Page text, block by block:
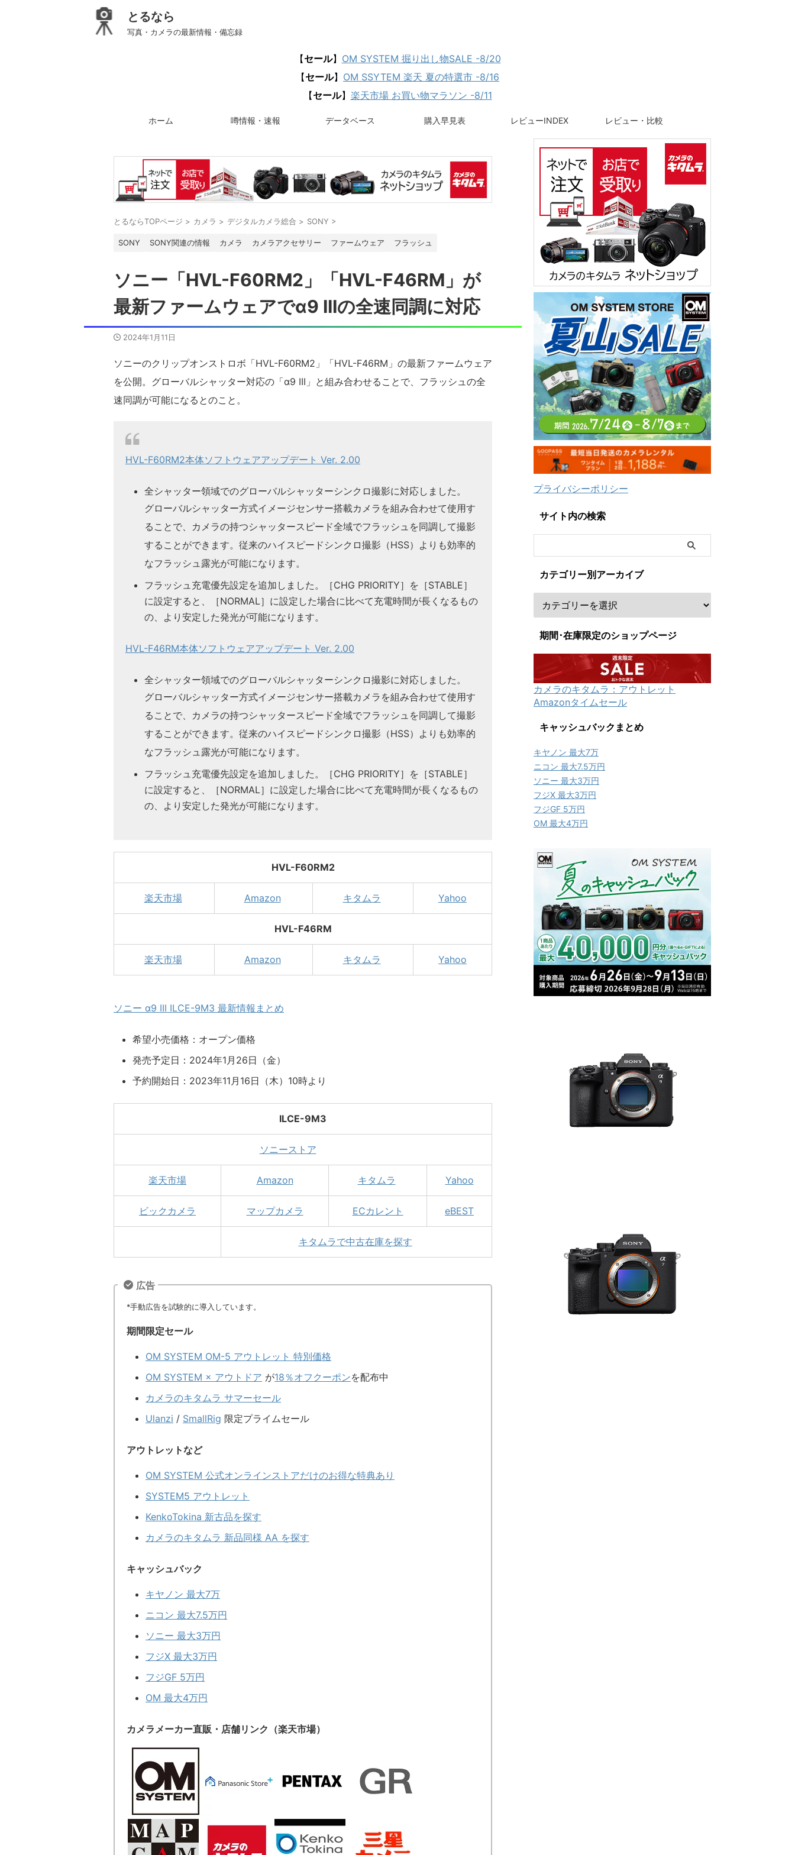
とるなら
写真・カメラの最新情報・備忘録
【セール】 OM SYSTEM 掘り出し物SALE -8/20
【セール】 OM SSYTEM 楽天 夏の特選市 -8/16
【セール】 楽天市場 お買い物マラソン -8/11
ホーム 噂情報・速報 データベース 購入早見表 レビューINDEX レビュー・比較
とるならTOPページ > カメラ > デジタルカメラ総合 > SONY >
SONY SONY関連の情報 カメラ カメラアクセサリー ファームウェア フラッシュ
ソニー「HVL-F60RM2」「HVL-F46RM」が
最新ファームウェアでα9 IIIの全速同調に対応
2024年1月11日
ソニーのクリップオンストロボ「HVL-F60RM2」「HVL-F46RM」の最新ファームウェア
を公開。グローバルシャッター対応の「α9 III」と組み合わせることで、フラッシュの全
速同調が可能になるとのこと。
HVL-F60RM2本体ソフトウェアアップデート Ver. 2.00
全シャッター領域でのグローバルシャッターシンクロ撮影に対応しました。
グローバルシャッター方式イメージセンサー搭載カメラを組み合わせて使用す
ることで、カメラの持つシャッタースピード全域でフラッシュを同調して撮影
することができます。従来のハイスピードシンクロ撮影（HSS）よりも効率的
なフラッシュ露光が可能になります。
フラッシュ充電優先設定を追加しました。［CHG PRIORITY］を［STABLE］
に設定すると、［NORMAL］に設定した場合に比べて充電時間が長くなるもの
の、より安定した発光が可能になります。
HVL-F46RM本体ソフトウェアアップデート Ver. 2.00
全シャッター領域でのグローバルシャッターシンクロ撮影に対応しました。
グローバルシャッター方式イメージセンサー搭載カメラを組み合わせて使用す
ることで、カメラの持つシャッタースピード全域でフラッシュを同調して撮影
することができます。従来のハイスピードシンクロ撮影（HSS）よりも効率的
なフラッシュ露光が可能になります。
フラッシュ充電優先設定を追加しました。［CHG PRIORITY］を［STABLE］
に設定すると、［NORMAL］に設定した場合に比べて充電時間が長くなるもの
の、より安定した発光が可能になります。
HVL-F60RM2
楽天市場 Amazon キタムラ Yahoo
HVL-F46RM
楽天市場 Amazon キタムラ Yahoo
ソニー α9 III ILCE-9M3 最新情報まとめ
希望小売価格：オープン価格
発売予定日：2024年1月26日（金）
予約開始日：2023年11月16日（木）10時より
ILCE-9M3
ソニーストア
楽天市場 Amazon キタムラ Yahoo
ビックカメラ マップカメラ ECカレント eBEST
キタムラで中古在庫を探す
広告
*手動広告を試験的に導入しています。
期間限定セール
OM SYSTEM OM-5 アウトレット 特別価格
OM SYSTEM × アウトドア が18％オフクーポンを配布中
カメラのキタムラ サマーセール
Ulanzi / SmallRig 限定プライムセール
アウトレットなど
OM SYSTEM 公式オンラインストアだけのお得な特典あり
SYSTEM5 アウトレット
KenkoTokina 新古品を探す
カメラのキタムラ 新品同様 AA を探す
キャッシュバック
キヤノン 最大7万
ニコン 最大7.5万円
ソニー 最大3万円
フジX 最大3万円
フジGF 5万円
OM 最大4万円
カメラメーカー直販・店舗リンク（楽天市場）
プライバシーポリシー
サイト内の検索
カテゴリー別アーカイブ
期間･在庫限定のショップページ
カメラのキタムラ：アウトレット
Amazonタイムセール
キャッシュバックまとめ
キヤノン 最大7万
ニコン 最大7.5万円
ソニー 最大3万円
フジX 最大3万円
フジGF 5万円
OM 最大4万円